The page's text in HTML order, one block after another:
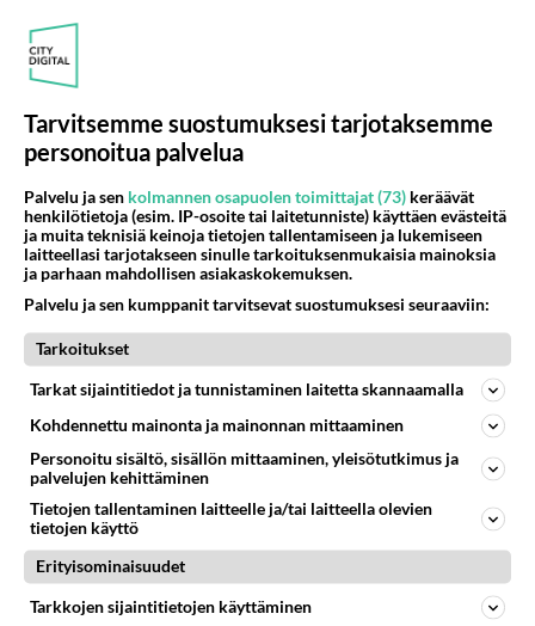
02.08.2026 15:51
ÄHTÄRI Vastattu 2pv
Onko listaa
Löytyykö mistään internetin syövereistä ajantasaista
listaa MesiZoo eläinpuistossa nähtävänä olevista
eläinlajeista?...
21.04.2026 14:14
ÄHTÄRI
Kuka sa atana Ähtörissä melskaa yöllä
Onko joku niin urpo että luulee että omalla tontilla saa
yöllä melskata niin että häirittee muiden unta? Otapa
selvää ja...
20.07.2026 20:19 31 1050
ÄHTÄRI Vastattu 3pv
Zoo jatkaa - jatkuuko mustamaalaus?
Tarvitsemme suostumuksesi tarjotaksemme
personoitua palvelua
Palvelu ja sen kolmannen osapuolen toimittajat (73) keräävät
henkilötietoja (esim. IP-osoite tai laitetunniste) käyttäen evästeitä
ja muita teknisiä keinoja tietojen tallentamiseen ja lukemiseen
laitteellasi tarjotakseen sinulle tarkoituksenmukaisia mainoksia
ja parhaan mahdollisen asiakaskokemuksen.
Palvelu ja sen kumppanit tarvitsevat suostumuksesi seuraaviin:
Tarkoitukset
Tarkat sijaintitiedot ja tunnistaminen laitetta skannaamalla
Kohdennettu mainonta ja mainonnan mittaaminen
Personoitu sisältö, sisällön mittaaminen, yleisötutkimus ja
palvelujen kehittäminen
Tietojen tallentaminen laitteelle ja/tai laitteella olevien
tietojen käyttö
Erityisominaisuudet
Tarkkojen sijaintitietojen käyttäminen